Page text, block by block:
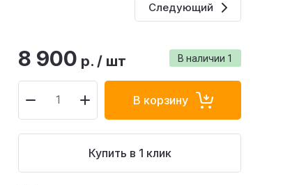
Следующий
В наличии 1
8 900 р. / шт
В корзину
Купить в 1 клик